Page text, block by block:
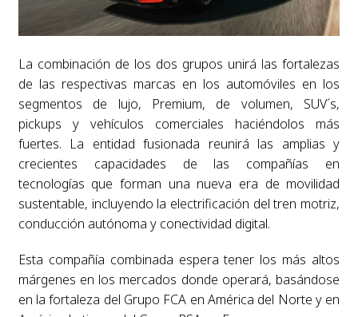
La combinación de los dos grupos unirá las fortalezas
de las respectivas marcas en los automóviles en los
segmentos de lujo, Premium, de volumen, SUV´s,
pickups y vehículos comerciales haciéndolos más
fuertes. La entidad fusionada reunirá las amplias y
crecientes capacidades de las compañías en
tecnologías que forman una nueva era de movilidad
sustentable, incluyendo la electrificación del tren motriz,
conducción autónoma y conectividad digital.
Esta compañía combinada espera tener los más altos
márgenes en los mercados donde operará, basándose
en la fortaleza del Grupo FCA en América del Norte y en